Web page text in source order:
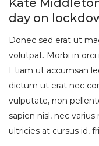
Kate
day on
Donec sed erat ut
volutpat. Morbi in orci
Etiam ut accumsan
dictum ut erat nec
vulputate, non
sapien nisl, nec
ultricies at cursus id,